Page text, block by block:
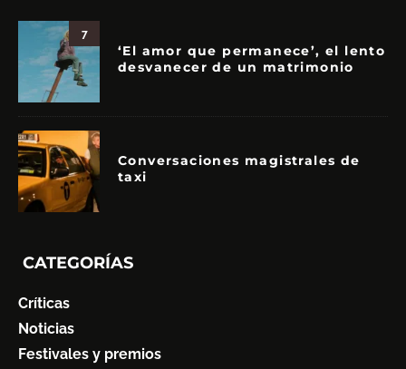
7
‘El amor que permanece’, el lento
desvanecer de un matrimonio
Conversaciones magistrales de
taxi
CATEGORÍAS
Críticas
Noticias
Festivales y premios